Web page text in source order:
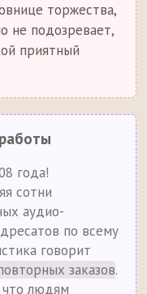
торжества,
не подозревает,
приятный
года!
сотни
аудио-
по всему
говорит
заказов.
людям